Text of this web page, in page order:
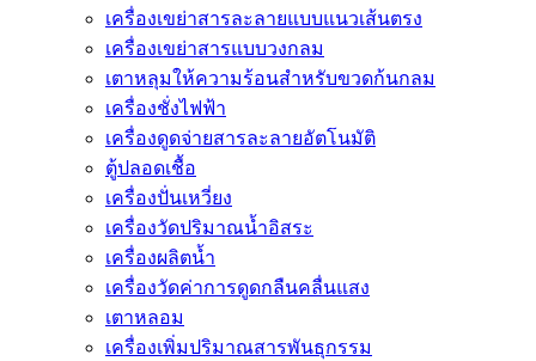
เครื่องเขย่าสารละลายแบบแนวเส้นตรง
เครื่องเขย่าสารแบบวงกลม
เตาหลุมให้ความร้อนสำหรับขวดก้นกลม
เครื่องชั่งไฟฟ้า
เครื่องดูดจ่ายสารละลายอัตโนมัติ
ตู้ปลอดเชื้อ
เครื่องปั่นเหวี่ยง
เครื่องวัดปริมาณน้ำอิสระ
เครื่องผลิตน้ำ
เครื่องวัดค่าการดูดกลืนคลื่นแสง
เตาหลอม
เครื่องเพิ่มปริมาณสารพันธุกรรม